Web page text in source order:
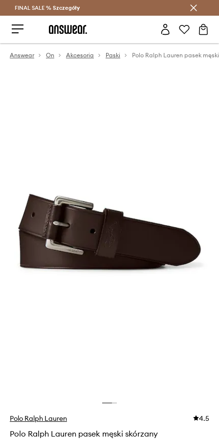
Oszczędzaj z Answear Club >
FINAL SALE % Szczegóły
Answear On Akcesoria Paski
Polo Ralph Lauren 4.5
Polo Ralph Lauren pasek męski skórzany